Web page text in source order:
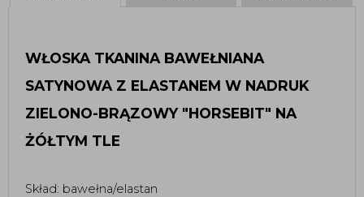
WŁOSKA TKANINA BAWEŁNIANA
SATYNOWA Z ELASTANEM W NADRUK
ZIELONO-BRĄZOWY "HORSEBIT" NA
ŻÓŁTYM TLE
Skład: bawełna/elastan